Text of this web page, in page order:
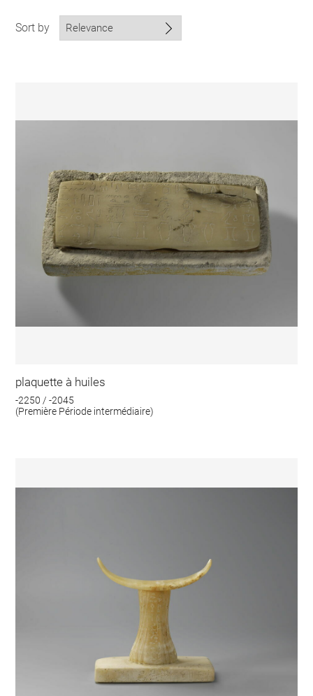
Sort by
plaquette à huiles
-2250 / -2045
(Première Période intermédiaire)